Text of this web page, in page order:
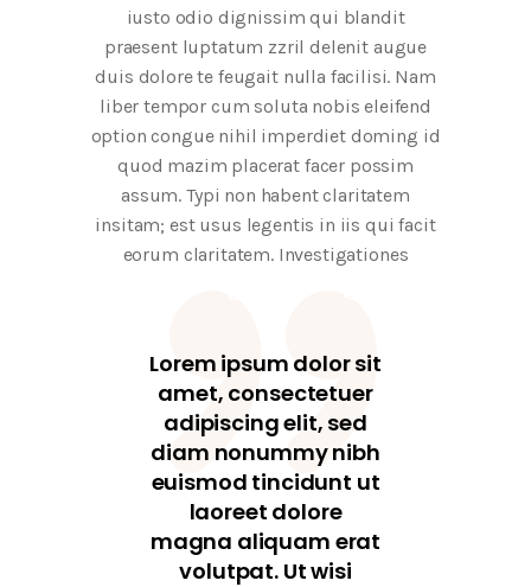
iusto odio dignissim qui blandit
praesent luptatum zzril delenit augue
duis dolore te feugait nulla facilisi. Nam
liber tempor cum soluta nobis eleifend
option congue nihil imperdiet doming id
quod mazim placerat facer possim
assum. Typi non habent claritatem
insitam; est usus legentis in iis qui facit
eorum claritatem. Investigationes
Lorem ipsum dolor sit
amet, consectetuer
adipiscing elit, sed
diam nonummy nibh
euismod tincidunt ut
laoreet dolore
magna aliquam erat
volutpat. Ut wisi